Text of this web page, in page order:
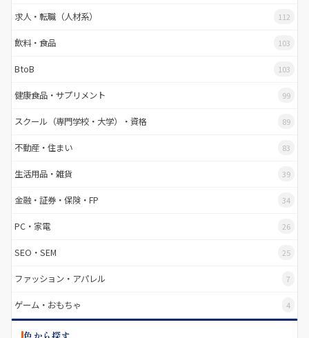
求人・転職（人材系） 112
飲料・食品 103
BtoB 103
健康食品・サプリメント 99
スクール（専門学校・大学）・資格 89
不動産・住まい 83
生活用品・雑貨 39
金融・証券・保険・FP 34
PC・家電 26
SEO・SEM 25
ファッション・アパレル 7
ゲーム・おもちゃ 4
色から探す